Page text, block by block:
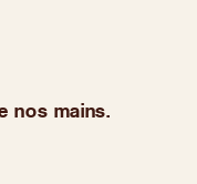
nos mains.